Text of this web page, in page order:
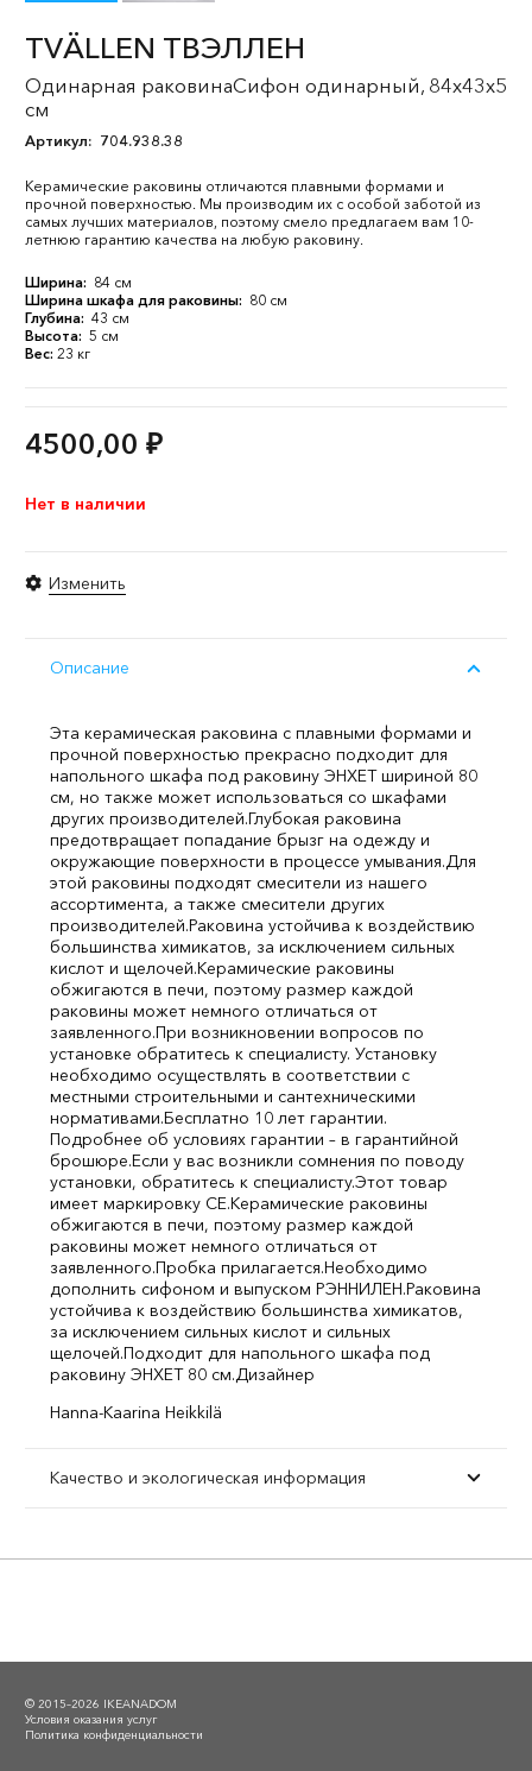
TVÄLLEN ТВЭЛЛЕН
Одинарная раковинаСифон одинарный, 84x43x5
см
Артикул: 704.938.38
Керамические раковины отличаются плавными формами и
прочной поверхностью. Мы производим их с особой заботой из
самых лучших материалов, поэтому смело предлагаем вам 10-
летнюю гарантию качества на любую раковину.
Ширина: 84 см
Ширина шкафа для раковины: 80 см
Глубина: 43 см
Высота: 5 см
Вес: 23 кг
4500,00 ₽
Нет в наличии
Изменить
Описание
Эта керамическая раковина с плавными формами и
прочной поверхностью прекрасно подходит для
напольного шкафа под раковину ЭНХЕТ шириной 80
см, но также может использоваться со шкафами
других производителей.Глубокая раковина
предотвращает попадание брызг на одежду и
окружающие поверхности в процессе умывания.Для
этой раковины подходят смесители из нашего
ассортимента, а также смесители других
производителей.Раковина устойчива к воздействию
большинства химикатов, за исключением сильных
кислот и щелочей.Керамические раковины
обжигаются в печи, поэтому размер каждой
раковины может немного отличаться от
заявленного.При возникновении вопросов по
установке обратитесь к специалисту. Установку
необходимо осуществлять в соответствии с
местными строительными и сантехническими
нормативами.Бесплатно 10 лет гарантии.
Подробнее об условиях гарантии – в гарантийной
брошюре.Если у вас возникли сомнения по поводу
установки, обратитесь к специалисту.Этот товар
имеет маркировку CE.Керамические раковины
обжигаются в печи, поэтому размер каждой
раковины может немного отличаться от
заявленного.Пробка прилагается.Необходимо
дополнить сифоном и выпуском РЭННИЛЕН.Раковина
устойчива к воздействию большинства химикатов,
за исключением сильных кислот и сильных
щелочей.Подходит для напольного шкафа под
раковину ЭНХЕТ 80 см.Дизайнер
Hanna-Kaarina Heikkilä
Качество и экологическая информация
© 2015–2026 IKEANADOM
Условия оказания услуг
Политика конфиденциальности